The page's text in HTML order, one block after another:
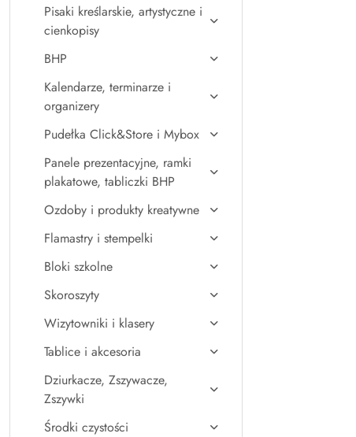
Pisaki kreślarskie, artystyczne i
cienkopisy
BHP
Kalendarze, terminarze i
organizery
Pudełka Click&Store i Mybox
Panele prezentacyjne, ramki
plakatowe, tabliczki BHP
Ozdoby i produkty kreatywne
Flamastry i stempelki
Bloki szkolne
Skoroszyty
Wizytowniki i klasery
Tablice i akcesoria
Dziurkacze, Zszywacze,
Zszywki
Środki czystości